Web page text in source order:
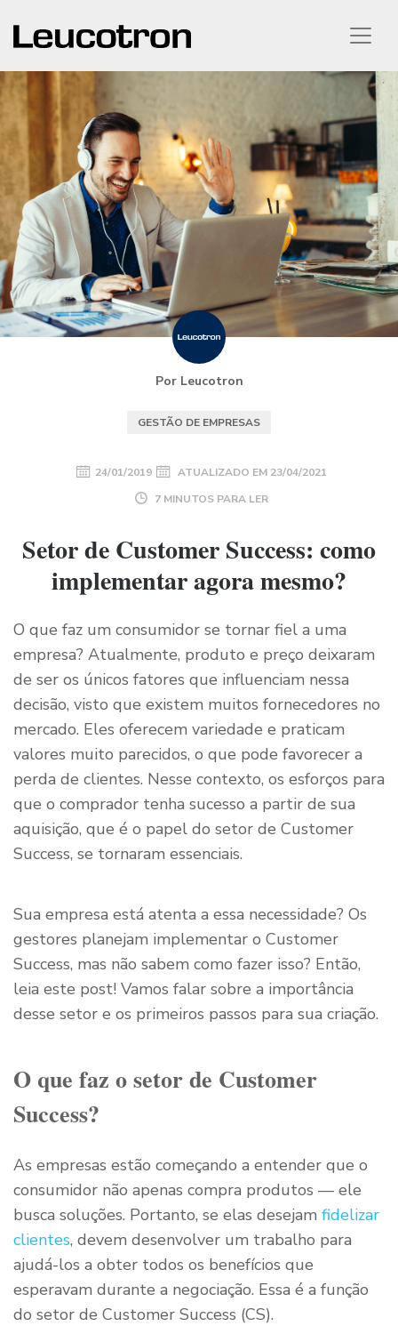
Por Leucotron
GESTÃO DE EMPRESAS
24/01/2019 ATUALIZADO EM 23/04/2021
7 MINUTOS PARA LER
Setor de Customer Success: como
implementar agora mesmo?
O que faz um consumidor se tornar fiel a uma
empresa? Atualmente, produto e preço deixaram
de ser os únicos fatores que influenciam nessa
decisão, visto que existem muitos fornecedores no
mercado. Eles oferecem variedade e praticam
valores muito parecidos, o que pode favorecer a
perda de clientes. Nesse contexto, os esforços para
que o comprador tenha sucesso a partir de sua
aquisição, que é o papel do setor de Customer
Success, se tornaram essenciais.
Sua empresa está atenta a essa necessidade? Os
gestores planejam implementar o Customer
Success, mas não sabem como fazer isso? Então,
leia este post! Vamos falar sobre a importância
desse setor e os primeiros passos para sua criação.
O que faz o setor de Customer
Success?
As empresas estão começando a entender que o
consumidor não apenas compra produtos — ele
busca soluções. Portanto, se elas desejam fidelizar
clientes, devem desenvolver um trabalho para
ajudá-los a obter todos os benefícios que
esperavam durante a negociação. Essa é a função
do setor de Customer Success (CS).